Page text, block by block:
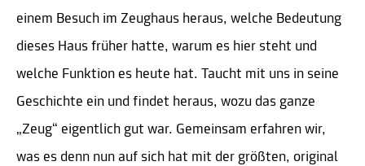
einem Besuch im Zeughaus heraus, welche Bedeutung
dieses Haus früher hatte, warum es hier steht und
welche Funktion es heute hat. Taucht mit uns in seine
Geschichte ein und findet heraus, wozu das ganze
„Zeug“ eigentlich gut war. Gemeinsam erfahren wir,
was es denn nun auf sich hat mit der größten, original